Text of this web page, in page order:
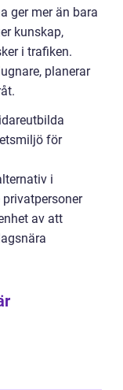
ger mer än bara
kunskap,
i trafiken.
planerar
för
i
av att